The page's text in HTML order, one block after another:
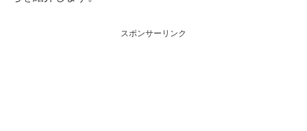
スポンサーリンク